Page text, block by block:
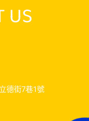
US
德街7巷1號